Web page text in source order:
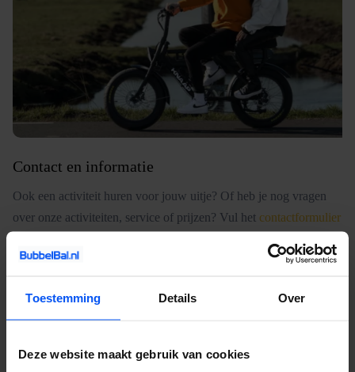
Toestemming Details Over
Deze website maakt gebruik van cookies
Contact en informatie
Ook een activiteit huren voor jouw uitje? Of heb je nog vragen
over onze activiteiten, service of prijzen? Vul het contactformulier
vertellen je alles over de mogelijkheden en denken graag met je